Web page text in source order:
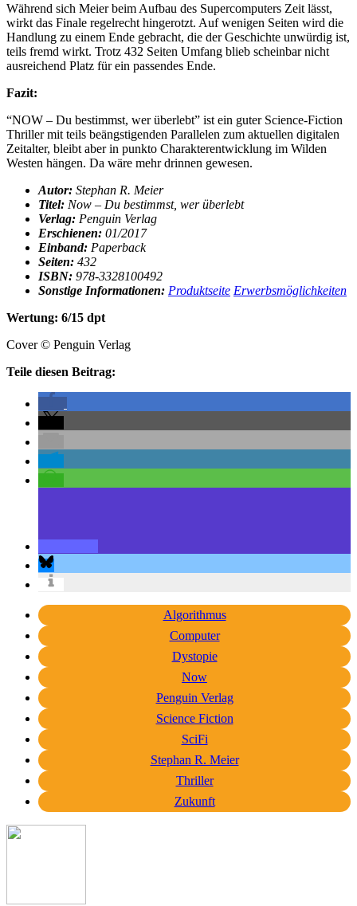
Während sich Meier beim Aufbau des Supercomputers Zeit lässt,
wirkt das Finale regelrecht hingerotzt. Auf wenigen Seiten wird die
Handlung zu einem Ende gebracht, die der Geschichte unwürdig ist,
teils fremd wirkt. Trotz 432 Seiten Umfang blieb scheinbar nicht
ausreichend Platz für ein passendes Ende.
Fazit:
“NOW – Du bestimmst, wer überlebt” ist ein guter Science-Fiction
Thriller mit teils beängstigenden Parallelen zum aktuellen digitalen
Zeitalter, bleibt aber in punkto Charakterentwicklung im Wilden
Westen hängen. Da wäre mehr drinnen gewesen.
Autor: Stephan R. Meier
Titel: Now – Du bestimmst, wer überlebt
Verlag: Penguin Verlag
Erschienen: 01/2017
Einband: Paperback
Seiten: 432
ISBN: 978-3328100492
Sonstige Informationen: Produktseite Erwerbsmöglichkeiten
Wertung: 6/15 dpt
Cover © Penguin Verlag
Teile diesen Beitrag:
Algorithmus
Computer
Dystopie
Now
Penguin Verlag
Science Fiction
SciFi
Stephan R. Meier
Thriller
Zukunft